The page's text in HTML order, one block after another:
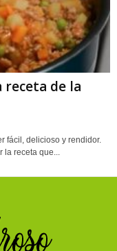
receta de la
fácil, delicioso y rendidor.
la receta que...